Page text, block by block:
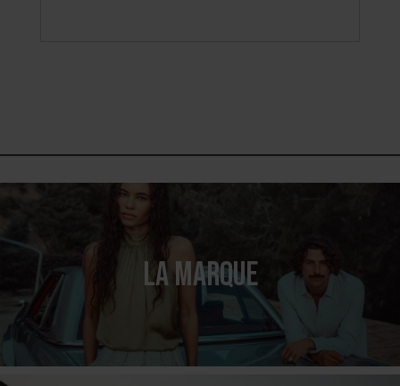
LA MARQUE